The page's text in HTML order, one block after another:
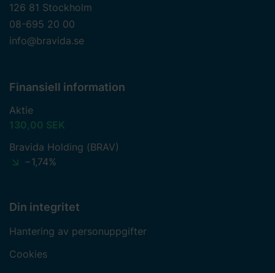
126 81 Stockholm
08-695 20 00
info@bravida.se
Finansiell information
Aktie
130,00 SEK
Bravida Holding (BRAV)
−1,74%
Din integritet
Hantering av personuppgifter
Cookies